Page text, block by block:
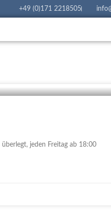
+49 (0)171 2218505
jeden Freitag ab 18:00